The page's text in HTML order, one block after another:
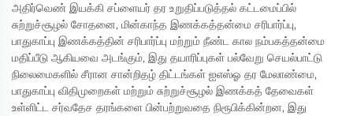
அதிர்வெண் இயக்கி சப்ளையர் தர உறுதிப்படுத்தல் கட்டமைப்பில்
சுற்றுச்சூழல் சோதனை, மின்காந்த இணக்கத்தன்மை சரிபார்ப்பு,
பாதுகாப்பு இணக்கத்தின் சரிபார்ப்பு மற்றும் நீண்ட கால நம்பகத்தன்மை
மதிப்பீடு ஆகியவை அடங்கும், இது தயாரிப்புகள் பல்வேறு செயல்பாட்டு
நிலைமைகளில் சீரான சான்றிதழ் திட்டங்கள் ஐஎஸ்ஓ தர மேலாண்மை,
பாதுகாப்பு விதிமுறைகள் மற்றும் சுற்றுச்சூழல் இணக்கத் தேவைகள்
உள்ளிட்ட சர்வதேச தரங்களை பின்பற்றுவதை நிரூபிக்கின்றன, இது